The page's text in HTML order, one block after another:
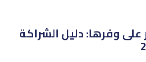
على وفرها: دليل الشراكة